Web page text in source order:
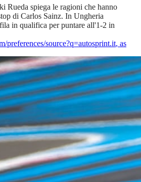
Rueda spiega le ragioni che hanno
di Carlos Sainz. In Ungheria
in qualifica per puntare all'1-2 in
preferences/source?q=autosprint.it, as